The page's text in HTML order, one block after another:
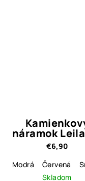
náramok
4 farebné
€6,90
Modrá
Červená
Skladom